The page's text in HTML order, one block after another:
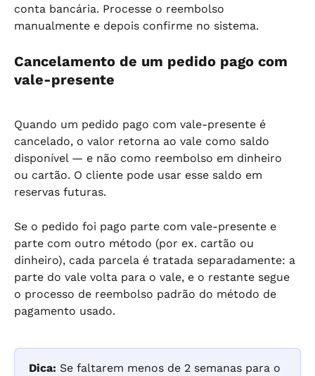
conta bancária. Processe o reembolso
manualmente e depois confirme no sistema.
Cancelamento de um pedido pago com
vale-presente
Quando um pedido pago com vale-presente é
cancelado, o valor retorna ao vale como saldo
disponível — e não como reembolso em dinheiro
ou cartão. O cliente pode usar esse saldo em
reservas futuras.
Se o pedido foi pago parte com vale-presente e
parte com outro método (por ex. cartão ou
dinheiro), cada parcela é tratada separadamente: a
parte do vale volta para o vale, e o restante segue
o processo de reembolso padrão do método de
pagamento usado.
Dica: Se faltarem menos de 2 semanas para o